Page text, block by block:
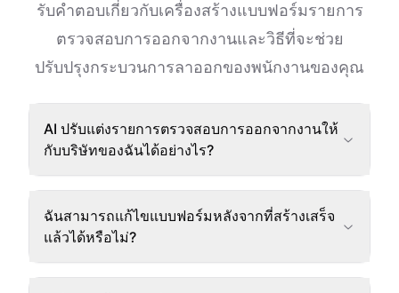
รับคำตอบเกี่ยวกับเครื่องสร้างแบบฟอร์มรายการ
ตรวจสอบการออกจากงานและวิธีที่จะช่วย
ปรับปรุงกระบวนการลาออกของพนักงานของคุณ
AI ปรับแต่งรายการตรวจสอบการออกจากงานให้
กับบริษัทของฉันได้อย่างไร?
ฉันสามารถแก้ไขแบบฟอร์มหลังจากที่สร้างเสร็จ
แล้วได้หรือไม่?